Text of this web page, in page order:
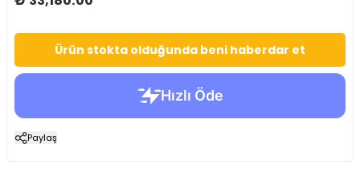
Ürün stokta olduğunda beni haberdar et
Paylaş